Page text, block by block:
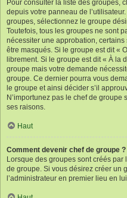
Pour consulter la liste des groupes,
depuis votre panneau de
groupes, sélectionnez le groupe
Toutefois, tous les groupes ne sont
nécessiter une approbation, certains
être masqués. Si le groupe est dit «
librement. Si le groupe est dit « À la
groupe mais votre demande
groupe. Ce dernier pourra vous
le groupe et ainsi décider s’il
N’importunez pas le chef de groupe
ses raisons.
Haut
Comment devenir chef de groupe ?
Lorsque des groupes sont créés par
de groupe. Si vous désirez créer un
l’administrateur en premier lieu en